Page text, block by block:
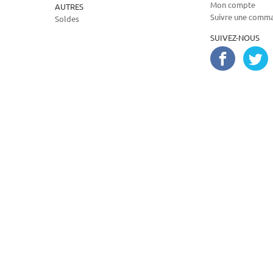
AUTRES
Soldes
Mon compte
Suivre une
SUIVEZ-NOUS